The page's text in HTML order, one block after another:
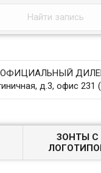
ДИЛЕР
д.3, офис
ЗОНТЫ С